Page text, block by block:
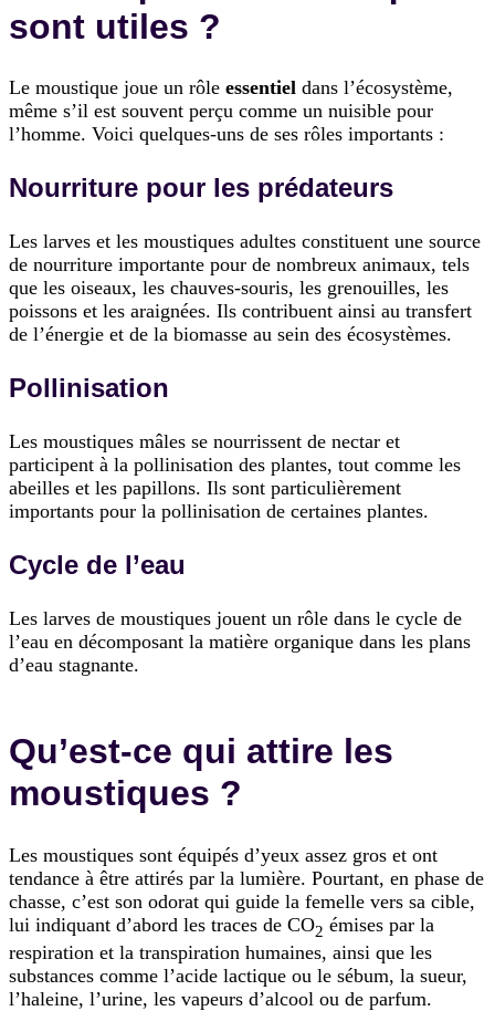
sont utiles ?
Le moustique joue un rôle essentiel dans l’écosystème,
même s’il est souvent perçu comme un nuisible pour
l’homme. Voici quelques-uns de ses rôles importants :
Nourriture pour les prédateurs
Les larves et les moustiques adultes constituent une source
de nourriture importante pour de nombreux animaux, tels
que les oiseaux, les chauves-souris, les grenouilles, les
poissons et les araignées. Ils contribuent ainsi au transfert
de l’énergie et de la biomasse au sein des écosystèmes.
Pollinisation
Les moustiques mâles se nourrissent de nectar et
participent à la pollinisation des plantes, tout comme les
abeilles et les papillons. Ils sont particulièrement
importants pour la pollinisation de certaines plantes.
Cycle de l’eau
Les larves de moustiques jouent un rôle dans le cycle de
l’eau en décomposant la matière organique dans les plans
d’eau stagnante.
Qu’est-ce qui attire les
moustiques ?
Les moustiques sont équipés d’yeux assez gros et ont
tendance à être attirés par la lumière. Pourtant, en phase de
chasse, c’est son odorat qui guide la femelle vers sa cible,
lui indiquant d’abord les traces de CO2 émises par la
respiration et la transpiration humaines, ainsi que les
substances comme l’acide lactique ou le sébum, la sueur,
l’haleine, l’urine, les vapeurs d’alcool ou de parfum.